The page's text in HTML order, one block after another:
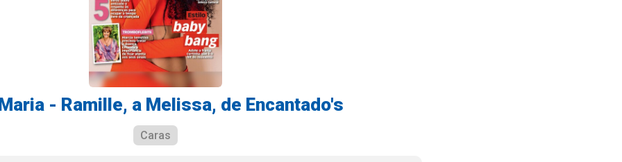
- Ramille, a Melissa, de Encantado's
Caras